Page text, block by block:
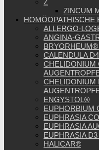
Z
ZINCUM
HOMÖOPATHISCHE
ALLERGO-
ANGINA-
BRYORHEUM®
CALENDULA
CHELIDONIUM
CHELIDONIUM
ENGYSTOL®
EUPHORBIUM
EUPHRASIA
EUPHRASIA
EUPHRASIA
HALICAR®